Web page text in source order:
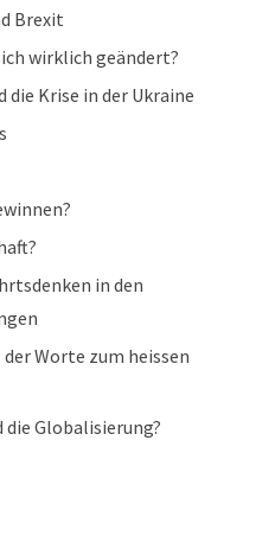
Brexit
wirklich geändert?
die Krise in der Ukraine
in den
der Worte zum heissen
Globalisierung?